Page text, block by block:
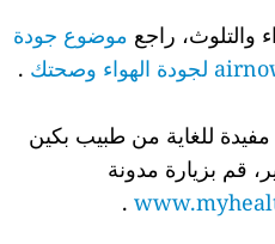
والتلوث، راجع موضوع جودة
.
للغاية من طبيب بكين
قم بزيارة مدونة
.